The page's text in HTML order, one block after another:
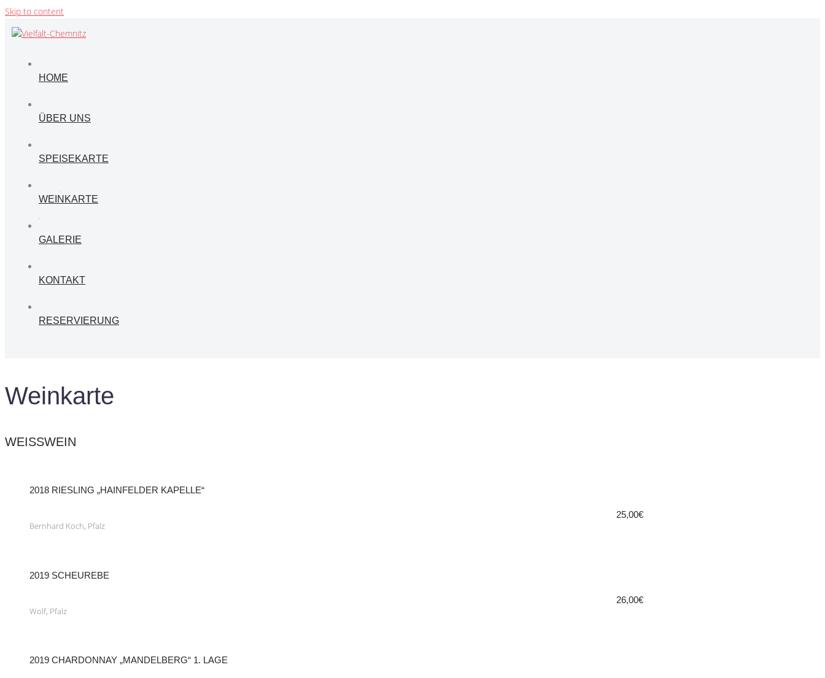
Skip to content
HOME
ÜBER UNS
SPEISEKARTE
WEINKARTE
GALERIE
KONTAKT
RESERVIERUNG
Weinkarte
WEISSWEIN
2018 RIESLING „HAINFELDER KAPELLE“
25,00€
Bernhard Koch, Pfalz
2019 SCHEUREBE
26,00€
Wolf, Pfalz
2019 CHARDONNAY „MANDELBERG“ 1. LAGE